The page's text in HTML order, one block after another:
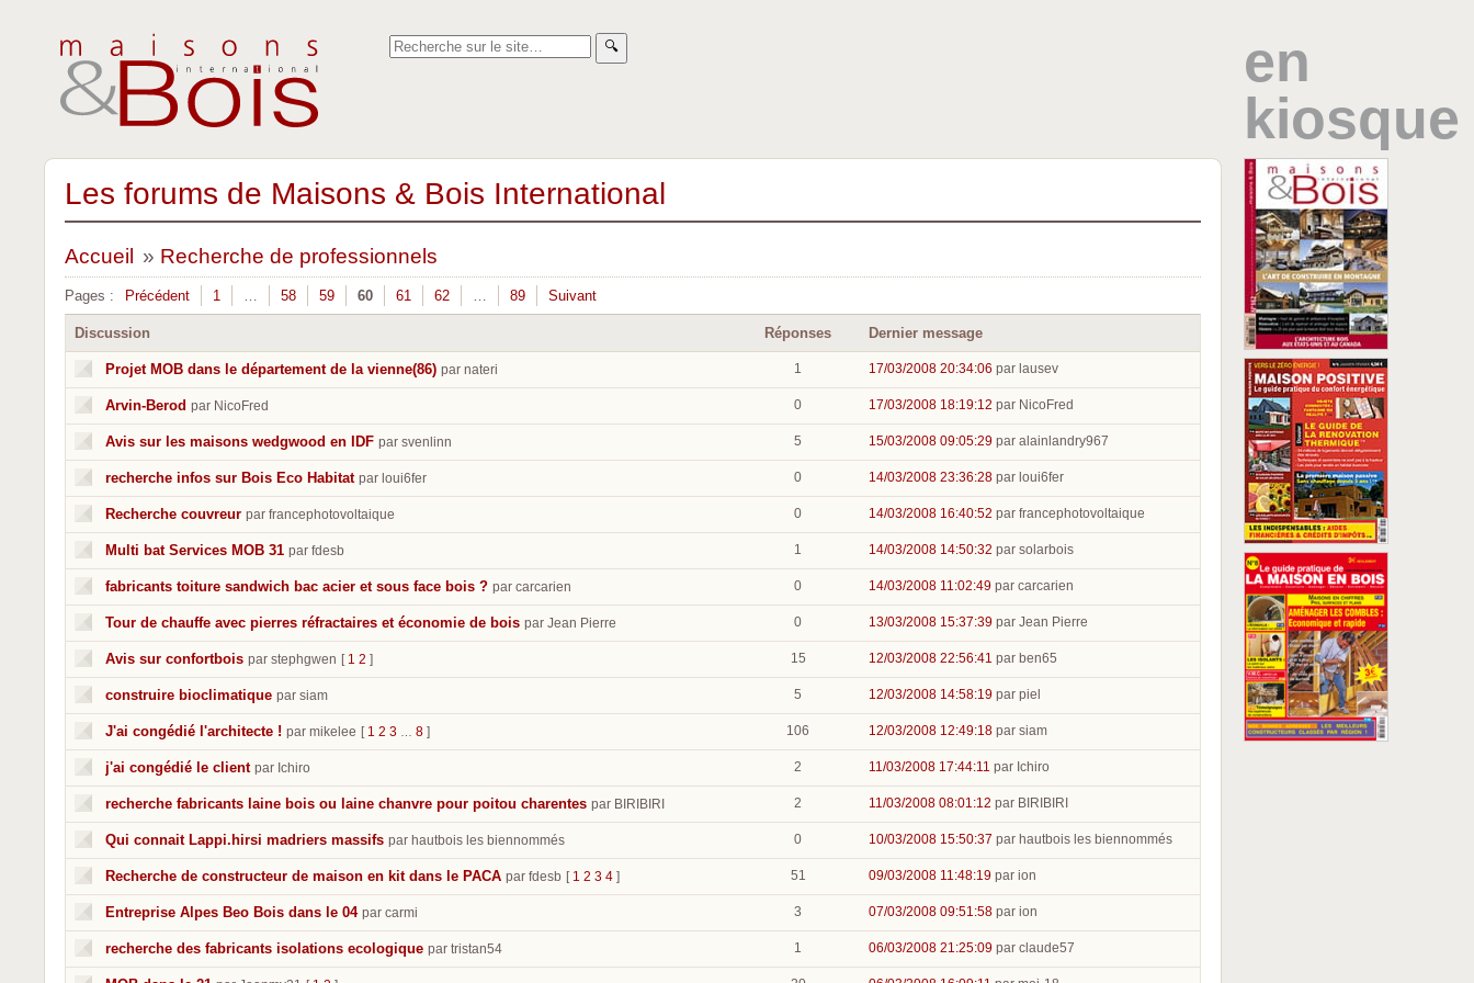
🔍︎
en
kiosque
Les forums de Maisons & Bois International
Accueil » Recherche de professionnels
Pages : Précédent 1 … 58 59 60 61 62 … 89 Suivant
Discussion Réponses Dernier message
Projet MOB dans le département de la vienne(86) par nateri 1 17/03/2008 20:34:06 par lausev
Arvin-Berod par NicoFred 0 17/03/2008 18:19:12 par NicoFred
Avis sur les maisons wedgwood en IDF par svenlinn 5 15/03/2008 09:05:29 par alainlandry967
recherche infos sur Bois Eco Habitat par loui6fer 0 14/03/2008 23:36:28 par loui6fer
Recherche couvreur par francephotovoltaique 0 14/03/2008 16:40:52 par francephotovoltaique
Multi bat Services MOB 31 par fdesb 1 14/03/2008 14:50:32 par solarbois
fabricants toiture sandwich bac acier et sous face bois ? par carcarien 0 14/03/2008 11:02:49 par carcarien
Tour de chauffe avec pierres réfractaires et économie de bois par Jean Pierre 0 13/03/2008 15:37:39 par Jean Pierre
Avis sur confortbois par stephgwen [ 1 2 ] 15 12/03/2008 22:56:41 par ben65
construire bioclimatique par siam 5 12/03/2008 14:58:19 par piel
J'ai congédié l'architecte ! par mikelee [ 1 2 3 8 ] 106 12/03/2008 12:49:18 par siam
j'ai congédié le client par Ichiro 2 11/03/2008 17:44:11 par Ichiro
recherche fabricants laine bois ou laine chanvre pour poitou charentes par BIRIBIRI 2 11/03/2008 08:01:12 par BIRIBIRI
Qui connait Lappi.hirsi madriers massifs par hautbois les biennommés 0 10/03/2008 15:50:37 par hautbois les biennommés
Recherche de constructeur de maison en kit dans le PACA par fdesb [ 1 2 3 4 ] 51 09/03/2008 11:48:19 par ion
Entreprise Alpes Beo Bois dans le 04 par carmi 3 07/03/2008 09:51:58 par ion
recherche des fabricants isolations ecologique par tristan54 1 06/03/2008 21:25:09 par claude57